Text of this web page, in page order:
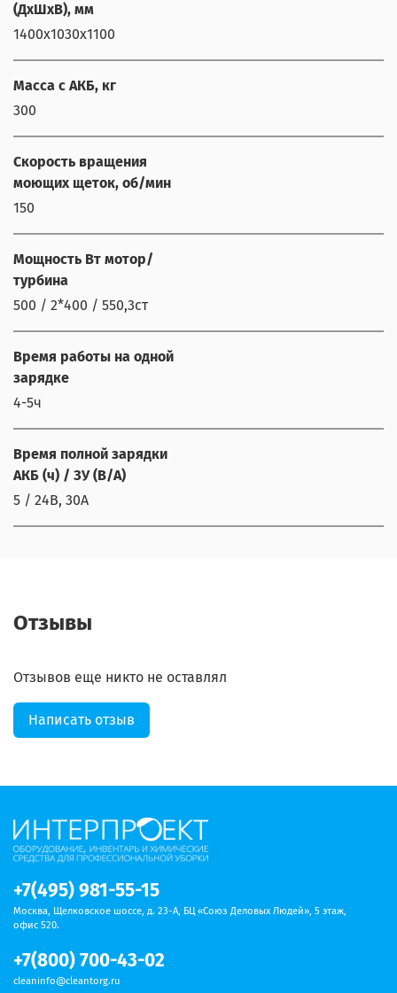
(ДхШхВ), мм
1400х1030х1100
Масса с АКБ, кг
300
Скорость вращения
моющих щеток, об/мин
150
Мощность Вт мотор/
турбина
500 / 2*400 / 550,3ст
Время работы на одной
зарядке
4-5ч
Время полной зарядки
АКБ (ч) / ЗУ (В/А)
5 / 24В, 30А
Отзывы
Отзывов еще никто не оставлял
Написать отзыв
+7(495) 981-55-15
Москва, Щелковское шоссе, д. 23-А, БЦ «Союз Деловых Людей», 5 этаж,
офис 520.
+7(800) 700-43-02
cleaninfo@cleantorg.ru